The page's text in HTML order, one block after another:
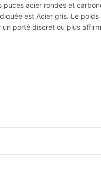
puces acier rondes et
est Acier gris. Le
un porté discret ou plus